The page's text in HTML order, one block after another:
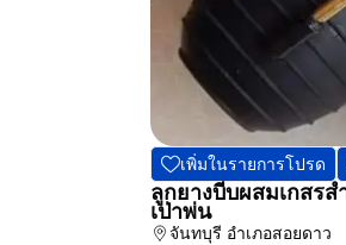
เพิ่มในรายการโปรด
ลูกยางบีบผสมเกสร
เป่าพ่น
จันทบุรี อำเภอสอยดาว